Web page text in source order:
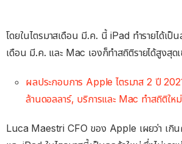
โดยในไตรมาสเดือน มี.ค. นี้ iPad ทำรายได้เป็
เดือน มี.ค. และ Mac เองก็ทำสถิติรายได้สูงสุด
ผลประกอบการ Apple ไตรมาส 2 ปี
ล้านดอลลาร์, บริการและ Mac ทำสถิติใหม่
Luca Maestri CFO ของ Apple เผยว่า เกิ